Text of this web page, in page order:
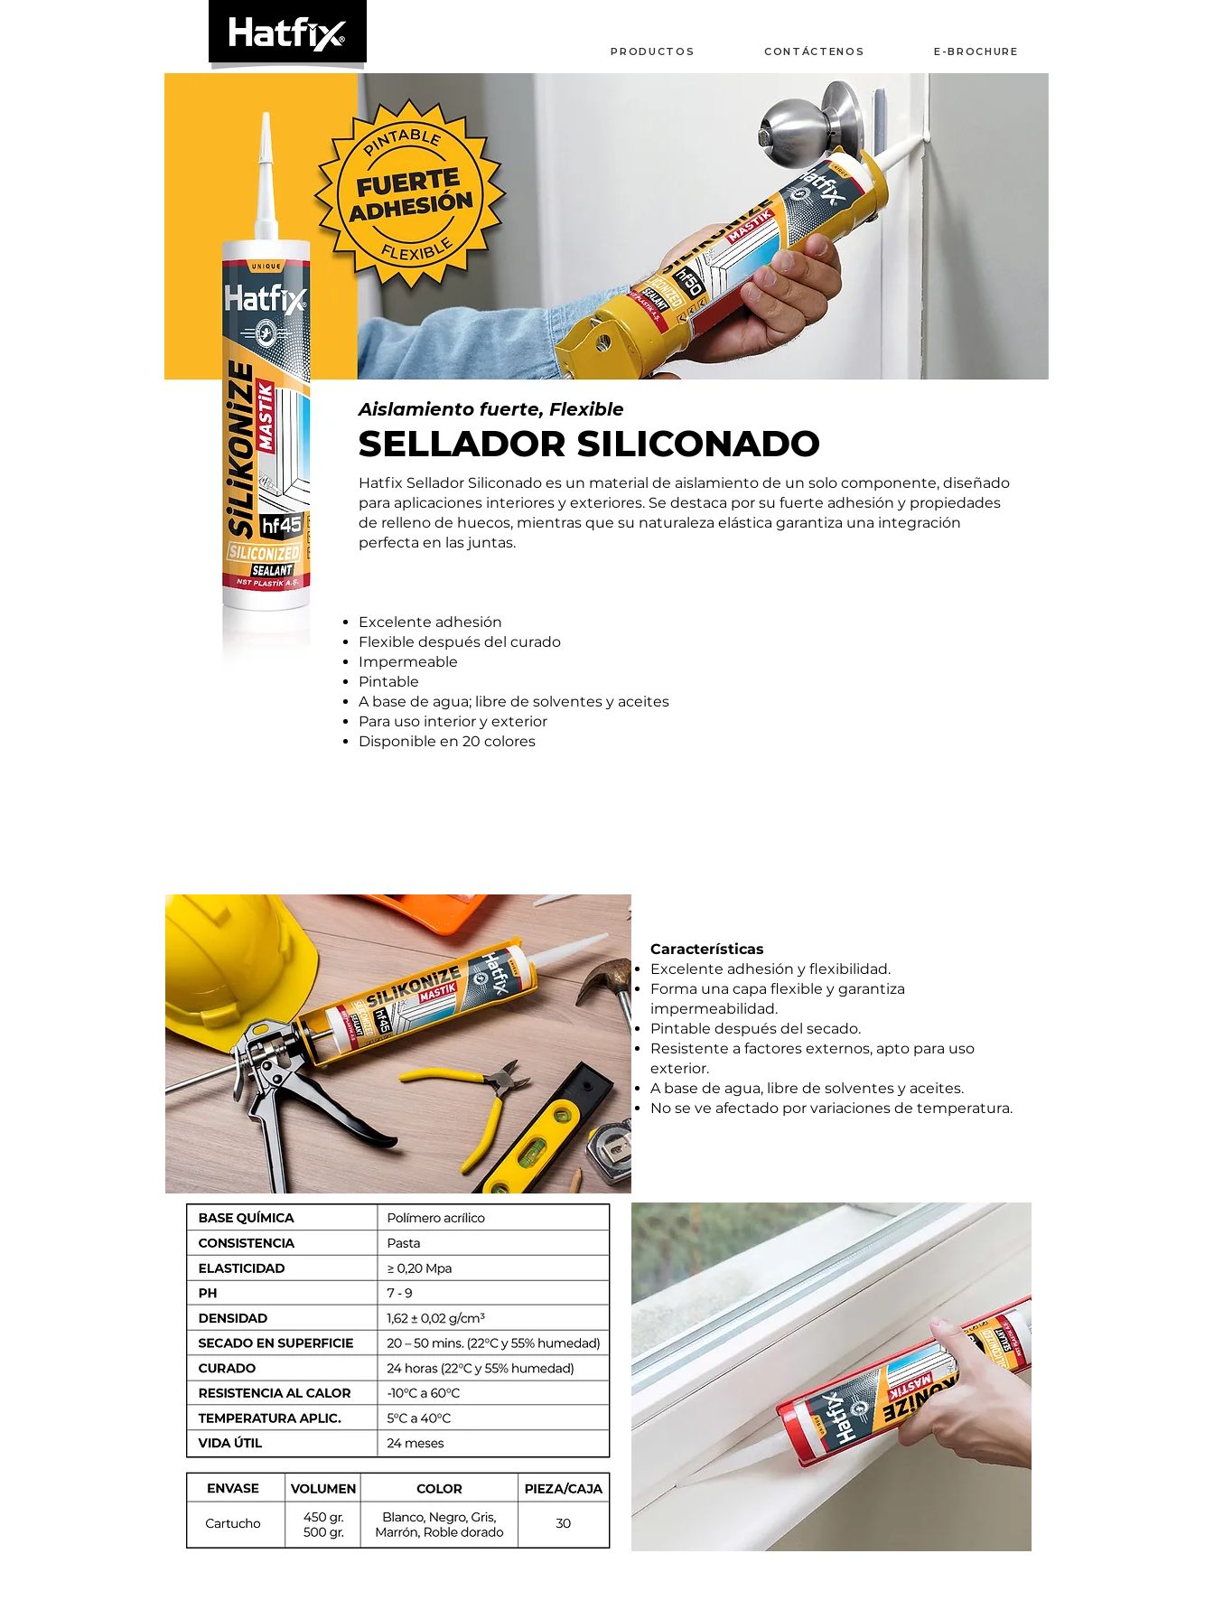
PRODUCTOS CONTÁCTENOS E-BROCHURE
Aislamiento fuerte, Flexible
SELLADOR SILICONADO
Hatfix Sellador Siliconado es un material de aislamiento de un solo componente, diseñado
para aplicaciones interiores y exteriores. Se destaca por su fuerte adhesión y propiedades
de relleno de huecos, mientras que su naturaleza elástica garantiza una integración
perfecta en las juntas.
Excelente adhesión
Flexible después del curado
Impermeable
Pintable
A base de agua; libre de solventes y aceites
Para uso interior y exterior
Disponible en 20 colores
Características
Excelente adhesión y flexibilidad.
Forma una capa flexible y garantiza
impermeabilidad.
Pintable después del secado.
Resistente a factores externos, apto para uso
exterior.
A base de agua, libre de solventes y aceites.
No se ve afectado por variaciones de temperatura.